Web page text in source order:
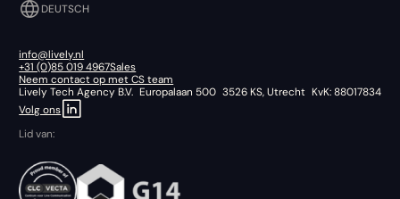
DEUTSCH
info@lively.nl
+31 (0)85 019 4967Sales
Neem contact op met CS team
Lively Tech Agency B.V. Europalaan 500 3526 KS, Utrecht KvK: 88017834
Volg ons
Lid van: